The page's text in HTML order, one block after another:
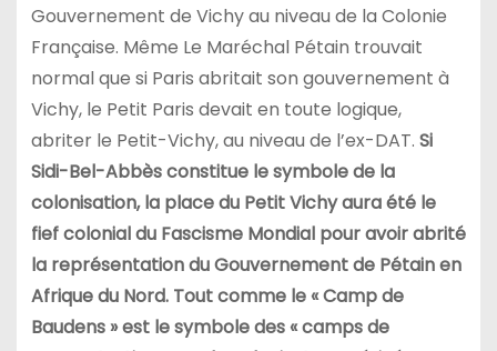
Gouvernement de Vichy au niveau de la Colonie
Française. Même Le Maréchal Pétain trouvait
normal que si Paris abritait son gouvernement à
Vichy, le Petit Paris devait en toute logique,
abriter le Petit-Vichy, au niveau de l’ex-DAT. Si
Sidi-Bel-Abbès constitue le symbole de la
colonisation, la place du Petit Vichy aura été le
fief colonial du Fascisme Mondial pour avoir abrité
la représentation du Gouvernement de Pétain en
Afrique du Nord. Tout comme le « Camp de
Baudens » est le symbole des « camps de